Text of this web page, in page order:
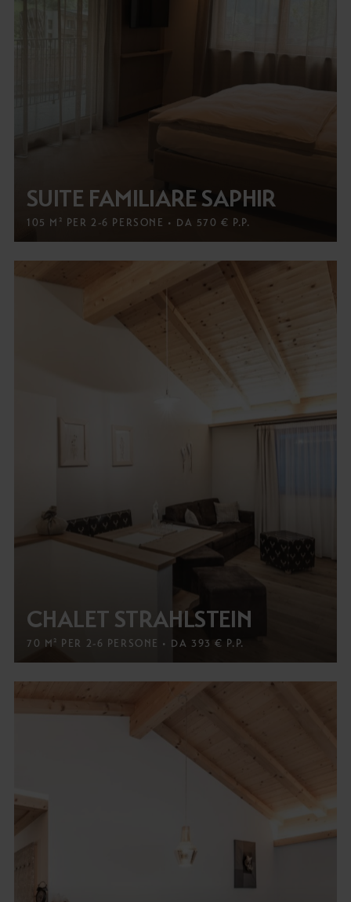
SUITE FAMILIARE SAPHIR
105 M² PER 2-6 PERSONE • DA 570 € P.P.
CHALET STRAHLSTEIN
70 M² PER 2-6 PERSONE • DA 393 € P.P.